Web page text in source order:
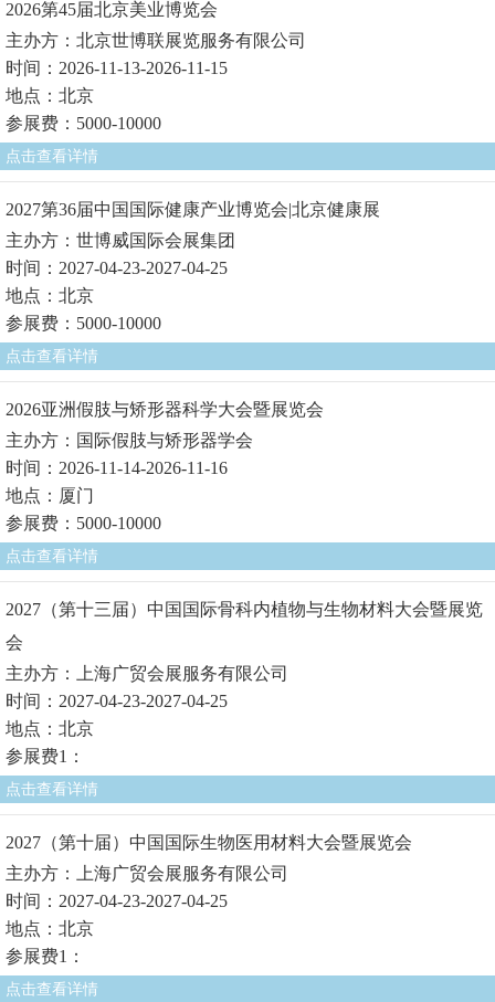
2026第45届北京美业博览会
主办方：北京世博联展览服务有限公司
时间：2026-11-13-2026-11-15
地点：北京
参展费：5000-10000
点击查看详情
2027第36届中国国际健康产业博览会|北京健康展
主办方：世博威国际会展集团
时间：2027-04-23-2027-04-25
地点：北京
参展费：5000-10000
点击查看详情
2026亚洲假肢与矫形器科学大会暨展览会
主办方：国际假肢与矫形器学会
时间：2026-11-14-2026-11-16
地点：厦门
参展费：5000-10000
点击查看详情
2027（第十三届）中国国际骨科内植物与生物材料大会暨展览
会
主办方：上海广贸会展服务有限公司
时间：2027-04-23-2027-04-25
地点：北京
参展费1：
点击查看详情
2027（第十届）中国国际生物医用材料大会暨展览会
主办方：上海广贸会展服务有限公司
时间：2027-04-23-2027-04-25
地点：北京
参展费1：
点击查看详情